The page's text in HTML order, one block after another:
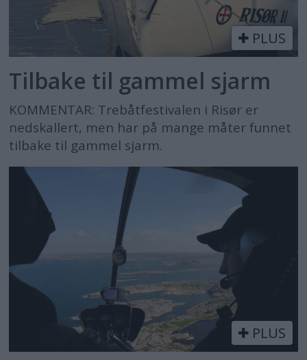
PLUS
Tilbake til gammel sjarm
KOMMENTAR: Trebåtfestivalen i Risør er
nedskallert, men har på mange måter funnet
tilbake til gammel sjarm.
PLUS